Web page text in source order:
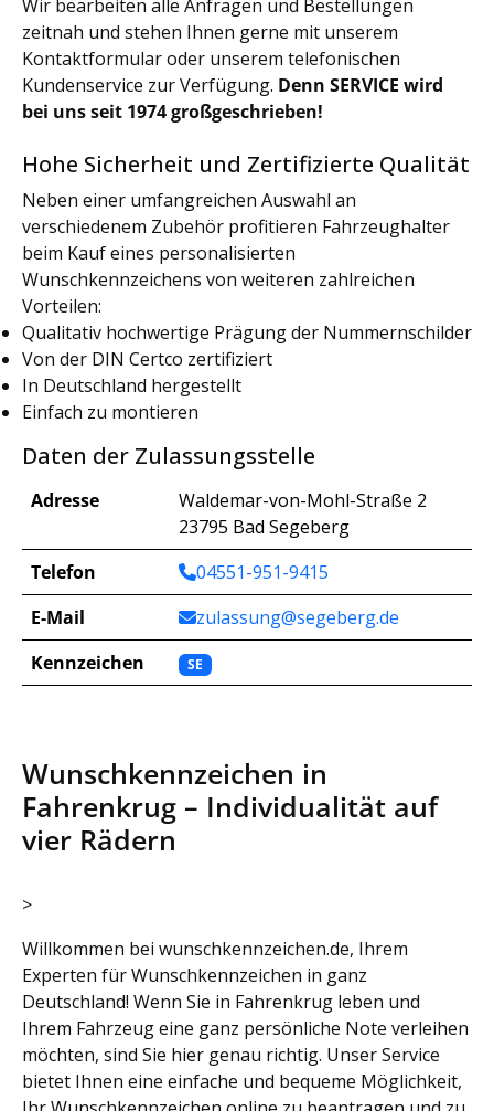
Wir bearbeiten alle Anfragen und Bestellungen
zeitnah und stehen Ihnen gerne mit unserem
Kontaktformular oder unserem telefonischen
Kundenservice zur Verfügung. Denn SERVICE wird
bei uns seit 1974 großgeschrieben!
Hohe Sicherheit und Zertifizierte Qualität
Neben einer umfangreichen Auswahl an
verschiedenem Zubehör profitieren Fahrzeughalter
beim Kauf eines personalisierten
Wunschkennzeichens von weiteren zahlreichen
Vorteilen:
Qualitativ hochwertige Prägung der Nummernschilder
Von der DIN Certco zertifiziert
In Deutschland hergestellt
Einfach zu montieren
Daten der Zulassungsstelle
Adresse
Waldemar-von-Mohl-Straße 2
23795 Bad Segeberg
Telefon
04551-951-9415
E-Mail
zulassung@segeberg.de
Kennzeichen
SE
Wunschkennzeichen in
Fahrenkrug – Individualität auf
vier Rädern
>
Willkommen bei wunschkennzeichen.de, Ihrem
Experten für Wunschkennzeichen in ganz
Deutschland! Wenn Sie in Fahrenkrug leben und
Ihrem Fahrzeug eine ganz persönliche Note verleihen
möchten, sind Sie hier genau richtig. Unser Service
bietet Ihnen eine einfache und bequeme Möglichkeit,